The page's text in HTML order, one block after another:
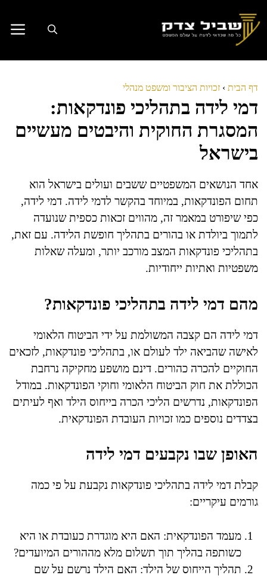
לתוכן
דף הבית › זכויות הציבור ומשפט מנהלי
דמי לידה בתהליכי פונדקאות:
המסגרת החוקית והיבטים מעשיים
בישראל
אחד הנושאים המשפטיים ששבים ועולים בישראל הוא
תחום הפונדקאות, במיוחד בהקשר לדמי לידה. דמי לידה,
כפי שיפורט במאמר זה, מהווים זכאות כספית שנועדה
לתמוך ביולדת או בהורים בתהליך חופשת הלידה. עם זאת,
בתהליכי פונדקאות המצב מורכב יותר, ומעלה שאלות
משפטיות ואתיות ייחודיות.
מהם דמי לידה בתהליכי פונדקאות?
דמי לידה הם קצבה המשולמת על ידי הביטוח הלאומי
לאישה שהביאה ילד לעולם או, בתהליכי פונדקאות, לזכאים
החוקיים להכרה כהורים. דינם מושפע מחקיקה נרחבת
הכוללת את חוק הביטוח הלאומי וחוקי הפונדקאות. במודל
הפונדקאות, נדרשים הליכי הכרה בייחוס הילד ואף לעיתים
בצדדים נוספים כמו זכויות העובדת הפונדקאית.
האופן שבו נקבעים דמי לידה
קבלת דמי לידה בתהליכי פונדקאות נקבעת על פי כמה
גורמים עיקריים:
מעמד הפונדקאית: האם היא מוגדרת כעובדת או היא
כשותפה בהליך תוך תשלום מלא מההורים המיועדים?
תהליך הייחוס של הילד: האם הילד נרשם על שם